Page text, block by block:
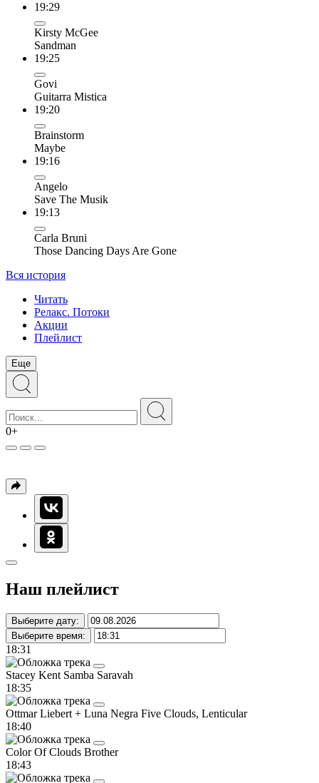
19:29
Kirsty McGee
Sandman
19:25
Govi
Guitarra Mistica
19:20
Brainstorm
Maybe
19:16
Angelo
Save The Musik
19:13
Carla Bruni
Those Dancing Days Are Gone
Вся история
Читать
Релакс. Потоки
Акции
Плейлист
Еще
0+
Наш плейлист
Выберите дату:
Выберите время:
18:31
Stacey Kent Samba Saravah
18:35
Ottmar Liebert + Luna Negra Five Clouds, Lenticular
18:40
Color Of Clouds Brother
18:43